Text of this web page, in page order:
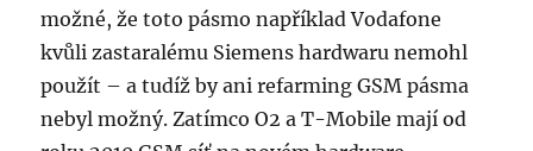
možné, že toto pásmo například Vodafone
kvůli zastaralému Siemens hardwaru nemohl
použít – a tudíž by ani refarming GSM pásma
nebyl možný. Zatímco O2 a T-Mobile mají od